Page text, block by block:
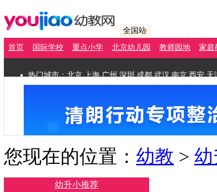
全国站
首页 国际学校 重点小学 北京幼儿园 教师园地 家庭
热门城市：北京 上海 广州 深圳 成都 武汉 南京 西安 天
您现在的位置： 幼教 >
幼升小推荐